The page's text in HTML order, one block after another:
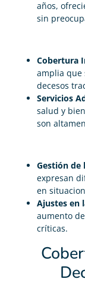
años,
sin
Cobertura
amplia que
decesos
Servicios
salud y
son
Gestión de
expresan
en
Ajustes en
aumento
críticas.